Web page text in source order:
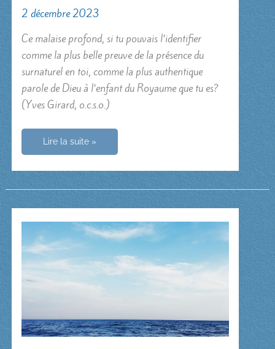
2 décembre 2023
Ce malaise profond, si tu pouvais l’identifier
comme la plus belle preuve de la présence du
surnaturel en toi, comme la plus authentique
parole de Dieu à l’enfant du Royaume que tu es?
(Yves Girard, o.c.s.o.)
Le
en
Lire la suite »